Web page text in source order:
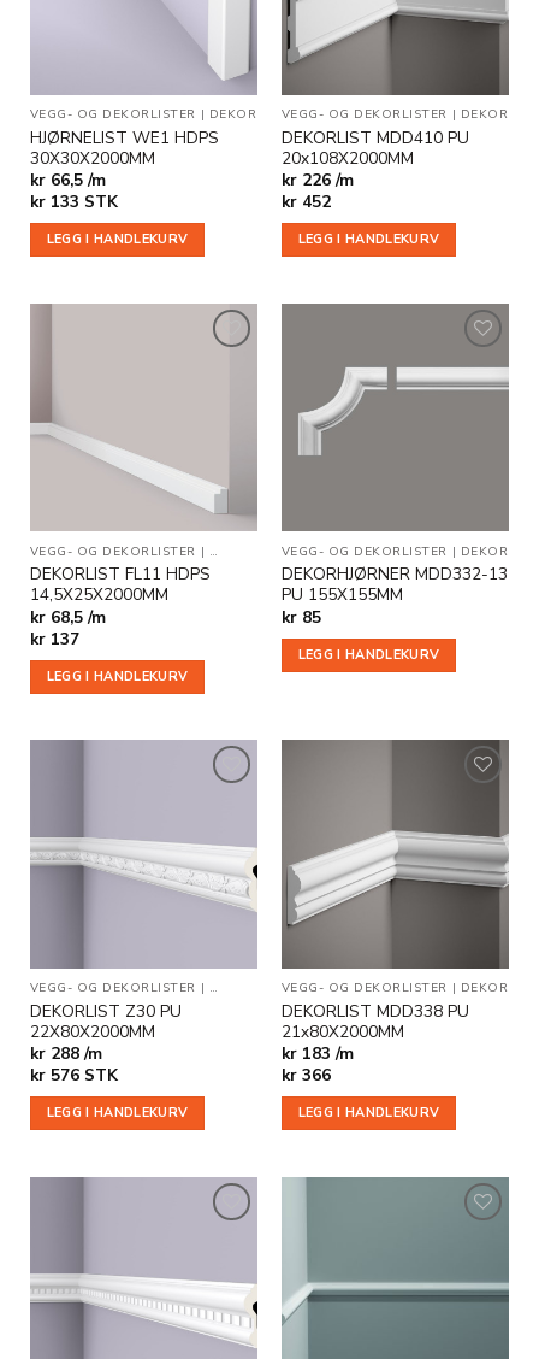
VEGG- OG DEKORLISTER | DEKOR
HJØRNELIST WE1 HDPS
30X30X2000MM
kr 66,5 /m
kr133 STK
LEGG I HANDLEKURV
VEGG- OG DEKORLISTER | DEKOR
DEKORLIST MDD410 PU
20x108X2000MM
kr 226 /m
kr452
LEGG I HANDLEKURV
VEGG- OG DEKORLISTER | DEKOR GULVLISTER
DEKORLIST FL11 HDPS
14,5X25X2000MM
kr 68,5 /m
kr137
LEGG I HANDLEKURV
Legg til
VEGG- OG DEKORLISTER | DEKOR
DEKORHJØRNER MDD332-13
PU 155X155MM
kr85
LEGG I HANDLEKURV
i
VEGG- OG DEKORLISTER | DEKOR STUKKATUR
DEKORLIST Z30 PU
22X80X2000MM
kr 288 /m
kr576 STK
LEGG I HANDLEKURV
i
ønskeliste
VEGG- OG DEKORLISTER | DEKOR
DEKORLIST MDD338 PU
21x80X2000MM
kr 183 /m
kr366
LEGG I HANDLEKURV
i
ønskeliste
i
ønskeliste